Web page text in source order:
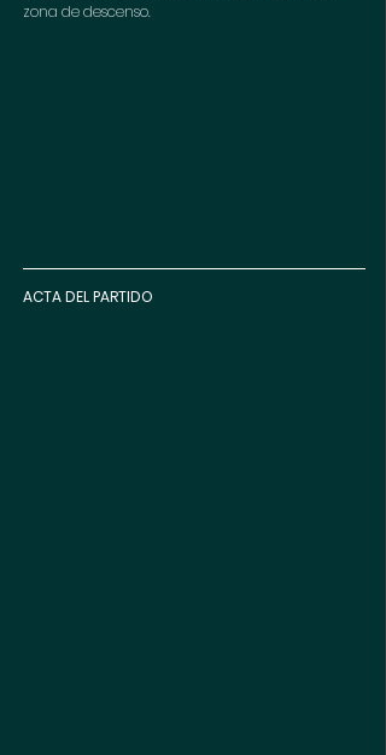
zona de descenso.
ACTA DEL PARTIDO